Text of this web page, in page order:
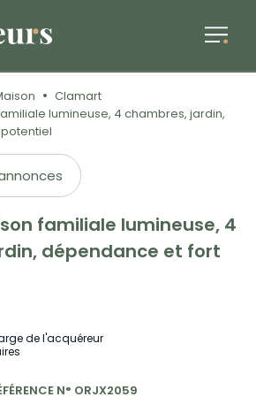
Clamart
lumineuse, 4 chambres, jardin,
familiale lumineuse, 4
dépendance et fort
de l'acquéreur
N° ORJX2059